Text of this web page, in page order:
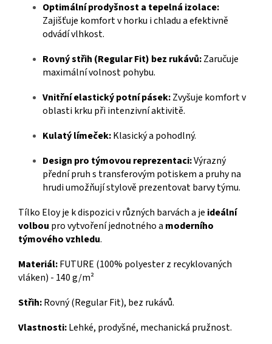
Optimální prodyšnost a tepelná izolace:
Zajišťuje komfort v horku i chladu a efektivně
odvádí vlhkost.
Rovný střih (Regular Fit) bez rukávů:Zaručuje
maximální volnost pohybu.
Vnitřní elastický potní pásek:Zvyšuje komfort v
oblasti krku při intenzivní aktivitě.
Kulatý límeček:Klasický a pohodlný.
Design pro týmovou reprezentaci:Výrazný
přední pruh s transferovým potiskem a pruhy na
hrudi umožňují stylově prezentovat barvy týmu.
Tílko Eloy je k dispozici v různých barvách a je ideální
volbou pro vytvoření jednotného a moderního
týmového vzhledu.
Materiál:FUTURE (100% polyester z recyklovaných
vláken) - 140 g/m²
Střih:Rovný (Regular Fit), bez rukávů.
Vlastnosti:Lehké, prodyšné, mechanická pružnost.